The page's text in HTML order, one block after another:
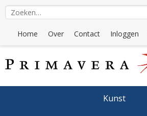
Home Over Contact Inloggen
Kunst